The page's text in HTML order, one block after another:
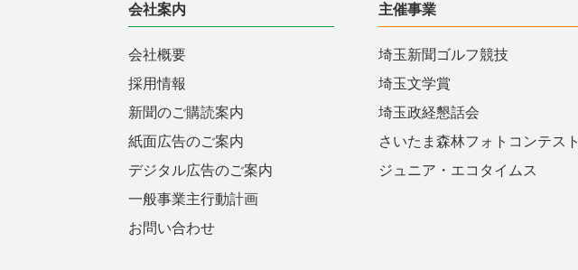
会社案内
会社概要
採用情報
新聞のご購読案内
紙面広告のご案内
デジタル広告のご案内
一般事業主行動計画
お問い合わせ
主催事業
埼玉新聞ゴルフ競技
埼玉文学賞
埼玉政経懇話会
さいたま森林フォトコンテスト
ジュニア・エコタイムス